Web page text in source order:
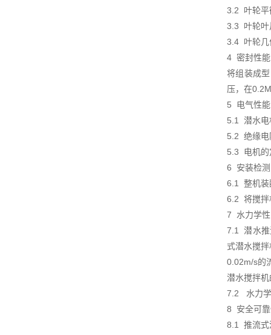
3.2 叶轮平
3.3 叶轮叶
3.4 叶轮几
4 密封性
将组装成
压，在
5 电气性
5.1 潜水电
5.2 绝缘电
5.3 电机的
6 安装检测
6.1 整机装
6.2 将搅拌
7 水力学
7.1 潜水推
式潜水搅
0.02m/s的
潜水搅拌
7.2 水力学
8 安全可
8.1 推流式